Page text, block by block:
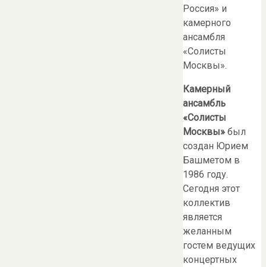
Россия» и
камерного
ансамбля
«Солисты
Москвы».
Камерный
ансамбль
«Солисты
Москвы» был
создан Юрием
Башметом в
1986 году.
Сегодня этот
коллектив
является
желанным
гостем ведущих
концертных